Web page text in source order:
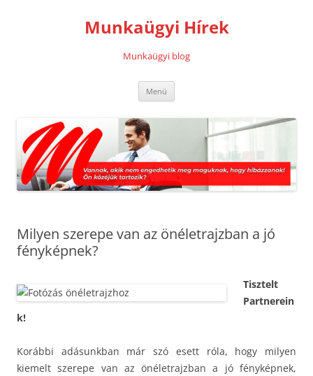
Munkaügyi Hírek
Munkaügyi blog
Menü
Milyen szerepe van az önéletrajzban a jó
fényképnek?
Tisztelt
Partnerein
k!
Korábbi adásunkban már szó esett róla, hogy milyen
kiemelt szerepe van az önéletrajzban a jó fényképnek,